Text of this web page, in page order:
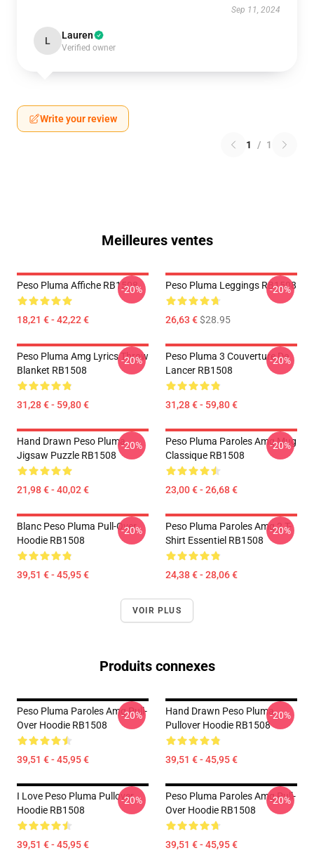
Sep 11, 2024
L Lauren
Verified owner
Write your review
1 / 1
Meilleures ventes
Peso Pluma Affiche RB1508
18,21 € - 42,22 €
-20% Peso Pluma Leggings RB1508
26,63 €$28.95
-20%
Peso Pluma Amg Lyrics Throw
Blanket RB1508
31,28 € - 59,80 €
-20%
Peso Pluma 3 Couverture De
Lancer RB1508
31,28 € - 59,80 €
-20%
Hand Drawn Peso Pluma
Jigsaw Puzzle RB1508
21,98 € - 40,02 €
-20%
Peso Pluma Paroles Amg Mug
Classique RB1508
23,00 € - 26,68 €
-20%
Blanc Peso Pluma Pull-Over
Hoodie RB1508
39,51 € - 45,95 €
-20%
Peso Pluma Paroles Amg 2 T-
Shirt Essentiel RB1508
24,38 € - 28,06 €
-20%
VOIR PLUS
Produits connexes
Peso Pluma Paroles Amg Pull-
Over Hoodie RB1508
39,51 € - 45,95 €
-20%
Hand Drawn Peso Pluma
Pullover Hoodie RB1508
39,51 € - 45,95 €
-20%
I Love Peso Pluma Pullover
Hoodie RB1508
39,51 € - 45,95 €
-20%
Peso Pluma Paroles Amg Pull-
Over Hoodie RB1508
39,51 € - 45,95 €
-20%